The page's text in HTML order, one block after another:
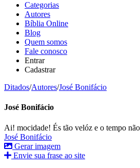
Categorias
Autores
Bíblia Online
Blog
Quem somos
Fale conosco
Entrar
Cadastrar
Ditados/Autores/José Bonifácio
José Bonifácio
Ai! mocidade! És tão velóz e o tempo não
José Bonifácio
Gerar imagem
Envie sua frase ao site